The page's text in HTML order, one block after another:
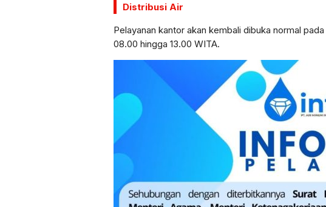
Distribusi Air
Pelayanan kantor akan kembali dibuka normal pada
08.00 hingga 13.00 WITA.